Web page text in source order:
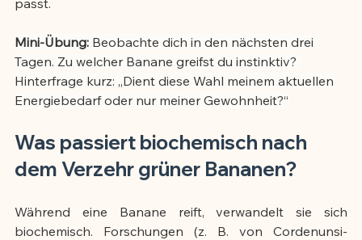
Mini-Übung: Beobachte dich in den nächsten drei
Tagen. Zu welcher Banane greifst du instinktiv?
Hinterfrage kurz: „Dient diese Wahl meinem aktuellen
Energiebedarf oder nur meiner Gewohnheit?“
Was passiert biochemisch nach
dem Verzehr grüner Bananen?
Während eine Banane reift, verwandelt sie sich
biochemisch. Forschungen (z. B. von Cordenunsi-